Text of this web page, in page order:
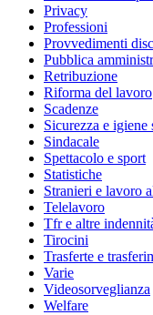
Privacy
Professioni
Provvedimenti
Pubblica
Retribuzione
Riforma del lavoro
Scadenze
Sicurezza e igiene
Sindacale
Spettacolo e sport
Statistiche
Stranieri e lavoro
Telelavoro
Tfr e altre
Tirocini
Trasferte e
Varie
Videosorveglianza
Welfare